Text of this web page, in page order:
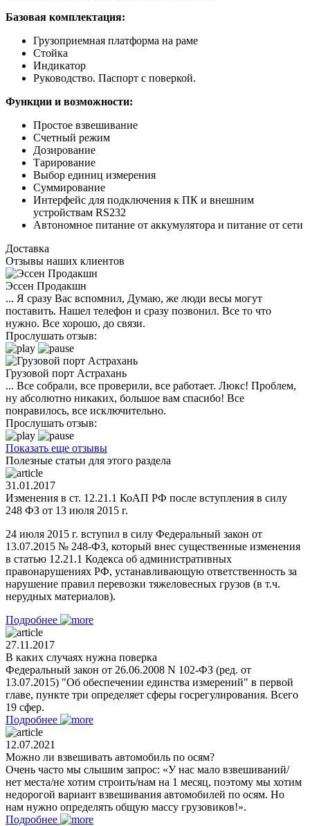
Базовая комплектация:
Грузоприемная платформа на раме
Стойка
Индикатор
Руководство. Паспорт с поверкой.
Функции и возможности:
Простое взвешивание
Счетный режим
Дозирование
Тарирование
Выбор единиц измерения
Суммирование
Интерфейс для подключения к ПК и внешним
устройствам RS232
Автономное питание от аккумулятора и питание от сети
Доставка
Отзывы наших клиентов
Эссен Продакшн
... Я сразу Вас вспомнил, Думаю, же люди весы могут
поставить. Нашел телефон и сразу позвонил. Все то что
нужно. Все хорошо, до связи.
Прослушать отзыв:
Грузовой порт Астрахань
... Все собрали, все проверили, все работает. Люкс! Проблем,
ну абсолютно никаких, большое вам спасибо! Все
понравилось, все исключительно.
Прослушать отзыв:
Показать еще отзывы
Полезные статьи для этого раздела
31.01.2017
Изменения в ст. 12.21.1 КоАП РФ после вступления в силу
248 ФЗ от 13 июля 2015 г.
24 июля 2015 г. вступил в силу Федеральный закон от
13.07.2015 № 248-ФЗ, который внес существенные изменения
в статью 12.21.1 Кодекса об административных
правонарушениях РФ, устанавливающую ответственность за
нарушение правил перевозки тяжеловесных грузов (в т.ч.
нерудных материалов).
Подробнее
27.11.2017
В каких случаях нужна поверка
Федеральный закон от 26.06.2008 N 102-ФЗ (ред. от
13.07.2015) "Об обеспечении единства измерений" в первой
главе, пункте три определяет сферы госрегулирования. Всего
19 сфер.
Подробнее
12.07.2021
Можно ли взвешивать автомобиль по осям?
Очень часто мы слышим запрос: «У нас мало взвешиваний/
нет места/не хотим строить/нам на 1 месяц, поэтому мы хотим
недорогой вариант взвешивания автомобилей по осям. Но
нам нужно определять общую массу грузовиков!».
Подробнее